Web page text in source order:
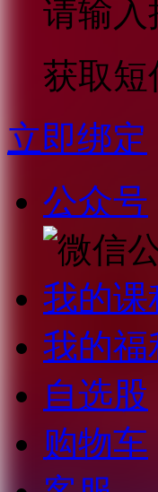
请输入
获取短
立即绑定
公众号
我的课
我的福
自选股
购物车